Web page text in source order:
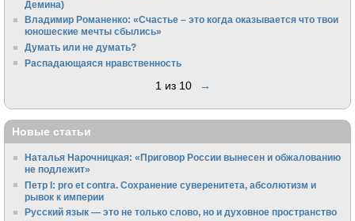
Демина)
Владимир Романенко: «Счастье – это когда оказывается что твои
юношеские мечты сбылись»
Думать или не думать?
Распадающаяся нравственность
1 из 10 →
Новые статьи
Наталья Нарочницкая: «Приговор России вынесен и обжалованию
не подлежит»
Петр I: pro et contra. Сохранение суверенитета, абсолютизм и
рывок к империи
Русский язык — это не только слово, но и духовное пространство